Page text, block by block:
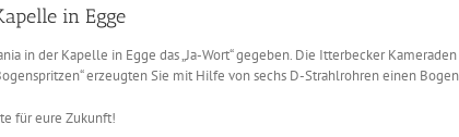
in Egge
in der Kapelle in Egge das „Ja-Wort“ gegeben. Die Itterbecker
erzeugten Sie mit Hilfe von sechs D-Strahlrohren einen Bogen
für eure Zukunft!